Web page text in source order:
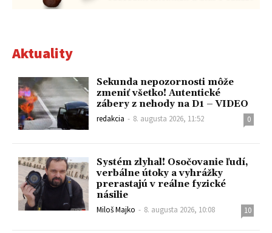
Aktuality
Sekunda nepozornosti môže
zmeniť všetko! Autentické
zábery z nehody na D1 – VIDEO
redakcia - 8. augusta 2026, 11:52 0
Systém zlyhal! Osočovanie ľudí,
verbálne útoky a vyhrážky
prerastajú v reálne fyzické
násilie
Miloš Majko - 8. augusta 2026, 10:08 10